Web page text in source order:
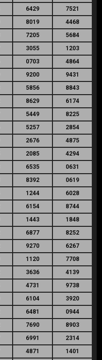
6429
7521
8019
4468
7205
5684
3055
1203
0703
4864
9200
9431
5856
8843
8629
6174
5449
8225
5257
2854
2676
4875
2085
4294
6535
0631
8392
0619
1244
6028
6154
8744
1443
1848
6877
8252
9270
6267
1120
7708
3636
4139
4731
9738
6104
3920
6481
0944
7690
8903
6991
2314
4871
1401